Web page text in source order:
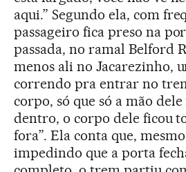
aqui.” Segundo ela, com
passageiro fica preso na
passada, no ramal Belford
menos ali no Jacarezinho,
correndo pra entrar no
corpo, só que só a mão
dentro, o corpo dele ficou
fora”. Ela conta que,
impedindo que a porta